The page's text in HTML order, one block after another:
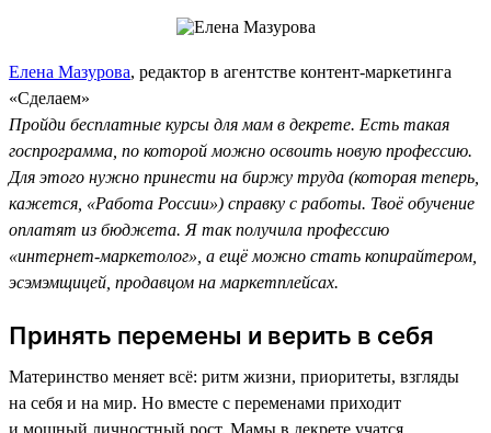
Елена Мазурова, редактор в агентстве контент-маркетинга
«Сделаем»
Пройди бесплатные курсы для мам в декрете. Есть такая
госпрограмма, по которой можно освоить новую профессию.
Для этого нужно принести на биржу труда (которая теперь,
кажется, «Работа России») справку с работы. Твоё обучение
оплатят из бюджета. Я так получила профессию
«интернет-маркетолог», а ещё можно стать копирайтером,
эсэмэмщицей, продавцом на маркетплейсах.
Принять перемены и верить в себя
Материнство меняет всё: ритм жизни, приоритеты, взгляды
на себя и на мир. Но вместе с переменами приходит
и мощный личностный рост. Мамы в декрете учатся